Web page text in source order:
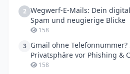
2 Wegwerf-E-Mails: Dein
Spam und neugierige Blicke
158
3 Gmail ohne
Privatsphäre vor Phishing &
158